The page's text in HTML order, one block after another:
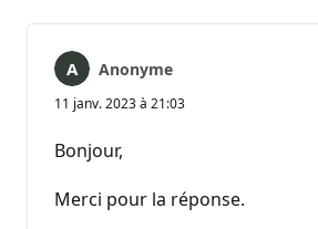
Anonyme
11 janv. 2023 à 21:03
Bonjour,
Merci pour la réponse.